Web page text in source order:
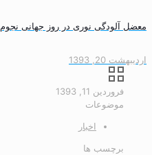
معضل آلودگی نوری در روز جهانی نجوم ۱۳۹۳
اردیبهشت 20, 1393
فروردین 11, 1393
موضوعات
اخبار
برچسب ها